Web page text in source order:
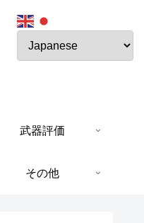
武器評価
その他